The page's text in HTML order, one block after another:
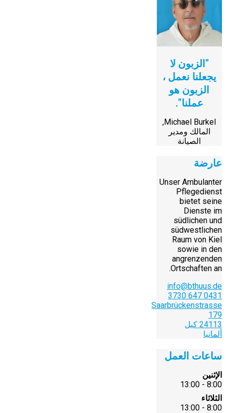
"الزبون لا
يجعلنا نعمل ،
الزبون هو
عملنا".
Michael Burkel,
المالك ومدير
الصيانة
عارضة
Unser Ambulanter
Pflegedienst
bietet seine
Dienste im
südlichen und
südwestlichen
Raum von Kiel
sowie in den
angrenzenden
Ortschaften an.
info@bthuus.de
0431 647 3730
Saarbrückenstrasse
179
24113 كيل
ألمانيا
ساعات العمل
الإثنين
8:00 - 13:00
الثلاثاء
8:00 - 13:00